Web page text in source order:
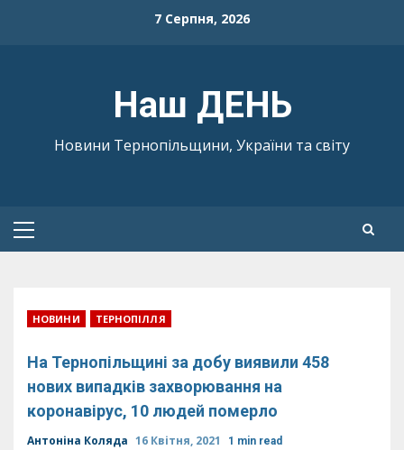
7 Серпня, 2026
Наш ДЕНЬ
Новини Тернопільщини, України та світу
Primary
НОВИНИ ТЕРНОПІЛЛЯ
На Тернопільщині за добу виявили 458
нових випадків захворювання на
коронавірус, 10 людей померло
Антоніна Коляда 16 Квітня, 2021 1 min read